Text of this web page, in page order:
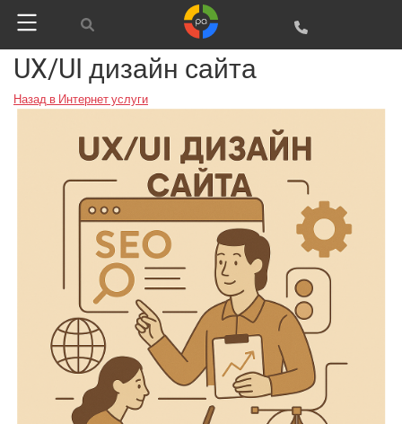
UX/UI дизайн сайта
Назад в Интернет услуги